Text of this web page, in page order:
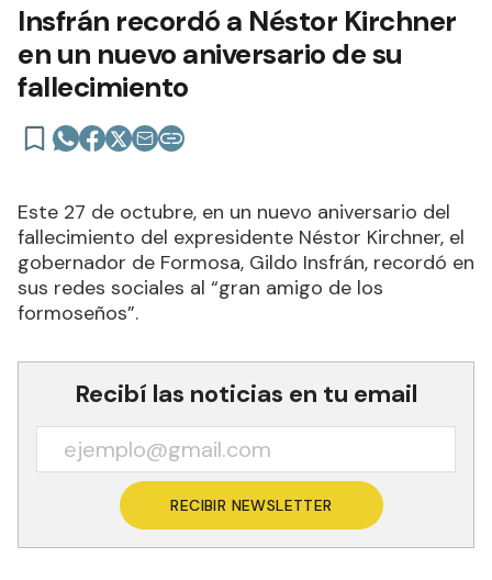
Insfrán recordó a Néstor Kirchner
en un nuevo aniversario de su
fallecimiento
Este 27 de octubre, en un nuevo aniversario del
fallecimiento del expresidente Néstor Kirchner, el
gobernador de Formosa, Gildo Insfrán, recordó en
sus redes sociales al “gran amigo de los
formoseños”.
Recibí las noticias en tu email
RECIBIR NEWSLETTER